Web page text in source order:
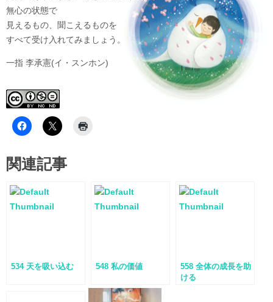
無心の状態で
見えるもの、聞こえるものを
すべて受け入れてみましょう。
一指 李承憲(イ・スンホン)
関連記事
534 天を吸い込む 548 私の価値
558 全体の成長を助
ける